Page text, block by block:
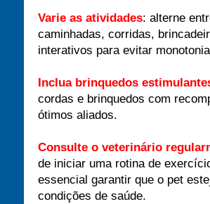
Varie as atividades: alterne
caminhadas, corridas,
interativos para evitar
Inclua brinquedos
cordas e brinquedos com
ótimos aliados.
Consulte o veterinário
de iniciar uma rotina de
essencial garantir que o pet
condições de saúde.